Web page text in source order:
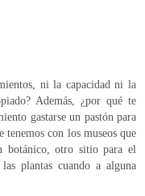
ni la capacidad ni la
Además, ¿por qué te
gastarse un pastón para
tenemos con los museos que
botánico, otro sitio para el
plantas cuando a alguna